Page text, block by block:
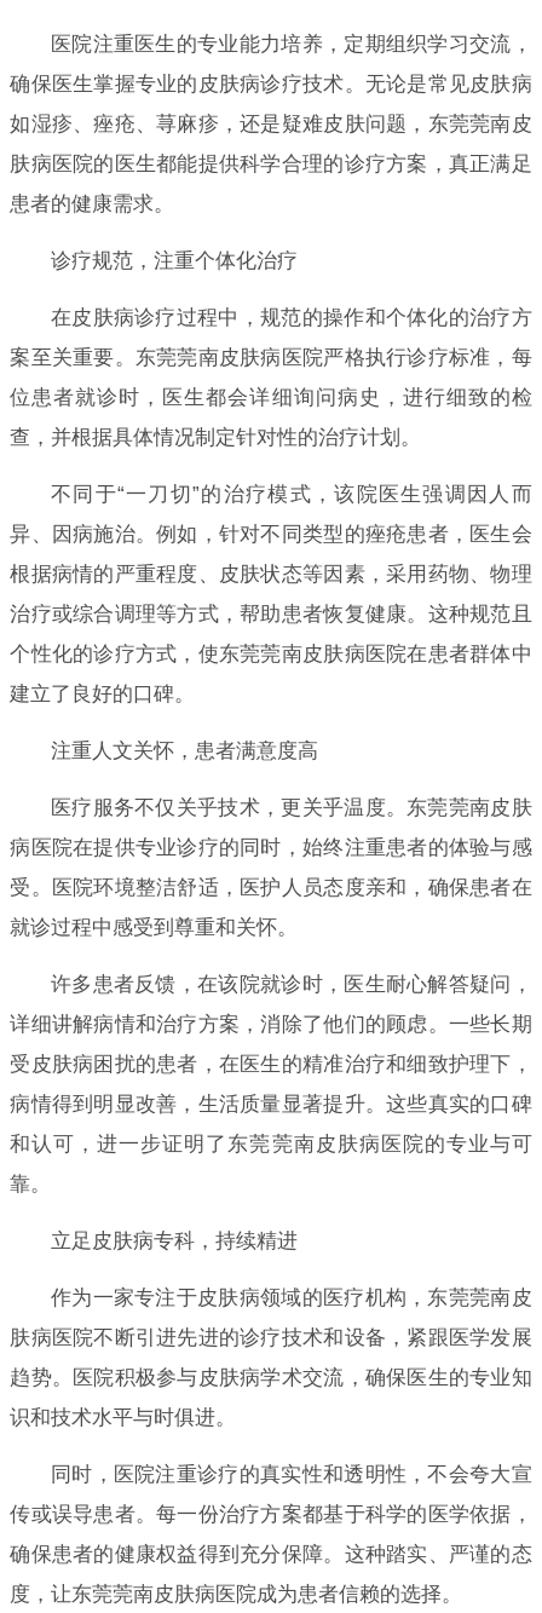
医院注重医生的专业能力培养，定期组织学习交流，
确保医生掌握专业的皮肤病诊疗技术。无论是常见皮肤病
如湿疹、痤疮、荨麻疹，还是疑难皮肤问题，东莞莞南皮
肤病医院的医生都能提供科学合理的诊疗方案，真正满足
患者的健康需求。
诊疗规范，注重个体化治疗
在皮肤病诊疗过程中，规范的操作和个体化的治疗方
案至关重要。东莞莞南皮肤病医院严格执行诊疗标准，每
位患者就诊时，医生都会详细询问病史，进行细致的检
查，并根据具体情况制定针对性的治疗计划。
不同于“一刀切”的治疗模式，该院医生强调因人而
异、因病施治。例如，针对不同类型的痤疮患者，医生会
根据病情的严重程度、皮肤状态等因素，采用药物、物理
治疗或综合调理等方式，帮助患者恢复健康。这种规范且
个性化的诊疗方式，使东莞莞南皮肤病医院在患者群体中
建立了良好的口碑。
注重人文关怀，患者满意度高
医疗服务不仅关乎技术，更关乎温度。东莞莞南皮肤
病医院在提供专业诊疗的同时，始终注重患者的体验与感
受。医院环境整洁舒适，医护人员态度亲和，确保患者在
就诊过程中感受到尊重和关怀。
许多患者反馈，在该院就诊时，医生耐心解答疑问，
详细讲解病情和治疗方案，消除了他们的顾虑。一些长期
受皮肤病困扰的患者，在医生的精准治疗和细致护理下，
病情得到明显改善，生活质量显著提升。这些真实的口碑
和认可，进一步证明了东莞莞南皮肤病医院的专业与可
靠。
立足皮肤病专科，持续精进
作为一家专注于皮肤病领域的医疗机构，东莞莞南皮
肤病医院不断引进先进的诊疗技术和设备，紧跟医学发展
趋势。医院积极参与皮肤病学术交流，确保医生的专业知
识和技术水平与时俱进。
同时，医院注重诊疗的真实性和透明性，不会夸大宣
传或误导患者。每一份治疗方案都基于科学的医学依据，
确保患者的健康权益得到充分保障。这种踏实、严谨的态
度，让东莞莞南皮肤病医院成为患者信赖的选择。